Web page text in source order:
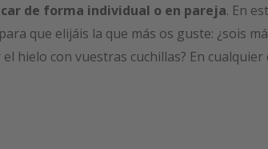
de forma individual o en pareja. En
que elijáis la que más os guste: ¿sois
hielo con vuestras cuchillas? En cualquier